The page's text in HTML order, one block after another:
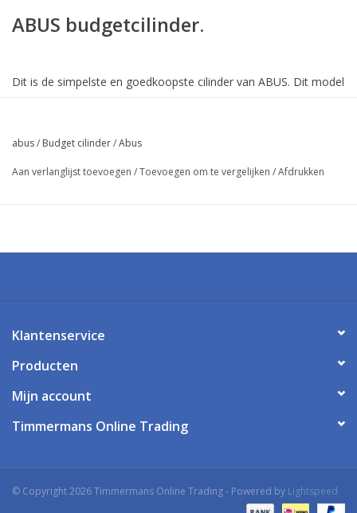
ABUS budgetcilinder.
Dit is de simpelste en goedkoopste cilinder van ABUS. Dit model
abus/ Budget cilinder/Abus
Aan verlanglijst toevoegen /Toevoegen om te vergelijken /Afdrukken
Klantenservice
Producten
Mijn account
Timmermans Online Trading
© Copyright 2026 Timmermans Online Trading - Powered by Lightspeed